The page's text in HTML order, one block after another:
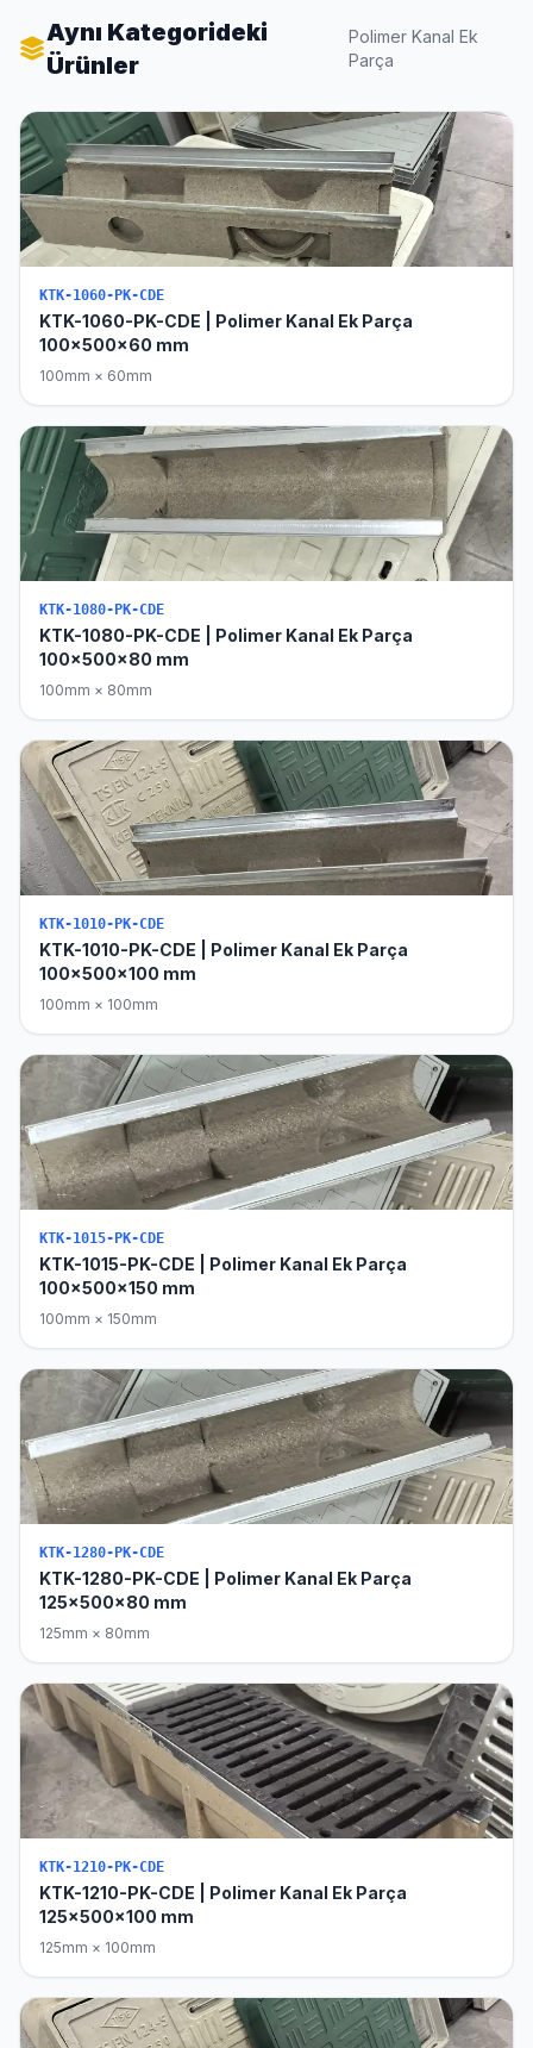
Aynı Kategorideki
Ürünler
Polimer Kanal Ek
Parça
KTK-1060-PK-CDE
KTK-1060-PK-CDE | Polimer Kanal Ek Parça
100x500x60 mm
100mm × 60mm
KTK-1080-PK-CDE
KTK-1080-PK-CDE | Polimer Kanal Ek Parça
100x500x80 mm
100mm × 80mm
KTK-1010-PK-CDE
KTK-1010-PK-CDE | Polimer Kanal Ek Parça
100x500x100 mm
100mm × 100mm
KTK-1015-PK-CDE
KTK-1015-PK-CDE | Polimer Kanal Ek Parça
100x500x150 mm
100mm × 150mm
KTK-1280-PK-CDE
KTK-1280-PK-CDE | Polimer Kanal Ek Parça
125x500x80 mm
125mm × 80mm
KTK-1210-PK-CDE
KTK-1210-PK-CDE | Polimer Kanal Ek Parça
125x500x100 mm
125mm × 100mm